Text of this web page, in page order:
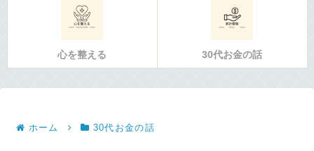
心を整える 30代お金の話
ホーム 30代お金の話